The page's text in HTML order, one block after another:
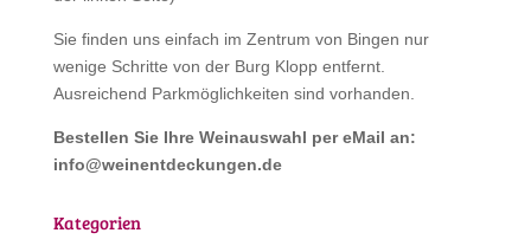
Sie finden uns einfach im Zentrum von Bingen nur
wenige Schritte von der Burg Klopp entfernt.
Ausreichend Parkmöglichkeiten sind vorhanden.
Bestellen Sie Ihre Weinauswahl per eMail an:
info@weinentdeckungen.de
Kategorien